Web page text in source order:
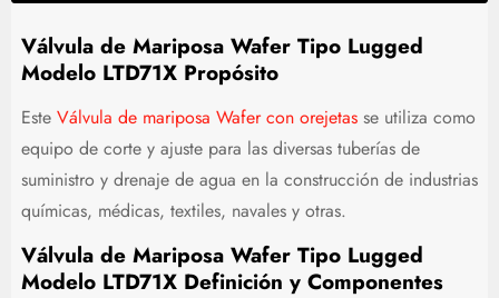
Válvula de Mariposa Wafer Tipo Lugged
Modelo LTD71X Propósito
Este Válvula de mariposa Wafer con orejetasse utiliza como
equipo de corte y ajuste para las diversas tuberías de
suministro y drenaje de agua en la construcción de industrias
químicas, médicas, textiles, navales y otras.
Válvula de Mariposa Wafer Tipo Lugged
Modelo LTD71X Definición y Componentes